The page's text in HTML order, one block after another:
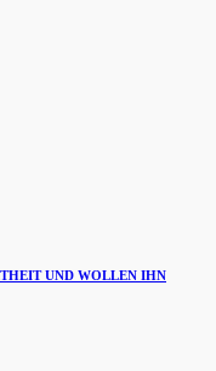
UND WOLLEN IHN